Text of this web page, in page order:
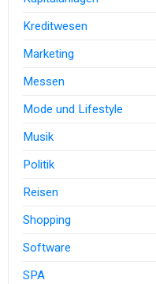
Kreditwesen
Marketing
Messen
Mode und Lifestyle
Musik
Politik
Reisen
Shopping
Software
SPA